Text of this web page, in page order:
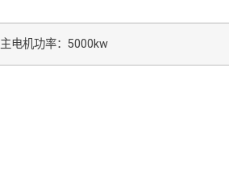
主电机功率：5000kw